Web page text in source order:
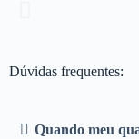
Dúvidas frequentes:
Quando meu